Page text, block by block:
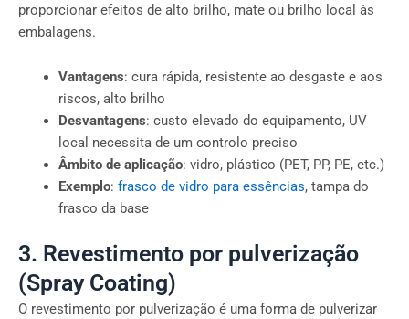
proporcionar efeitos de alto brilho, mate ou brilho local às
embalagens.
Vantagens: cura rápida, resistente ao desgaste e aos
riscos, alto brilho
Desvantagens: custo elevado do equipamento, UV
local necessita de um controlo preciso
Âmbito de aplicação: vidro, plástico (PET, PP, PE, etc.)
Exemplo: frasco de vidro para essências, tampa do
frasco da base
3. Revestimento por pulverização
(Spray Coating)
O revestimento por pulverização é uma forma de pulverizar